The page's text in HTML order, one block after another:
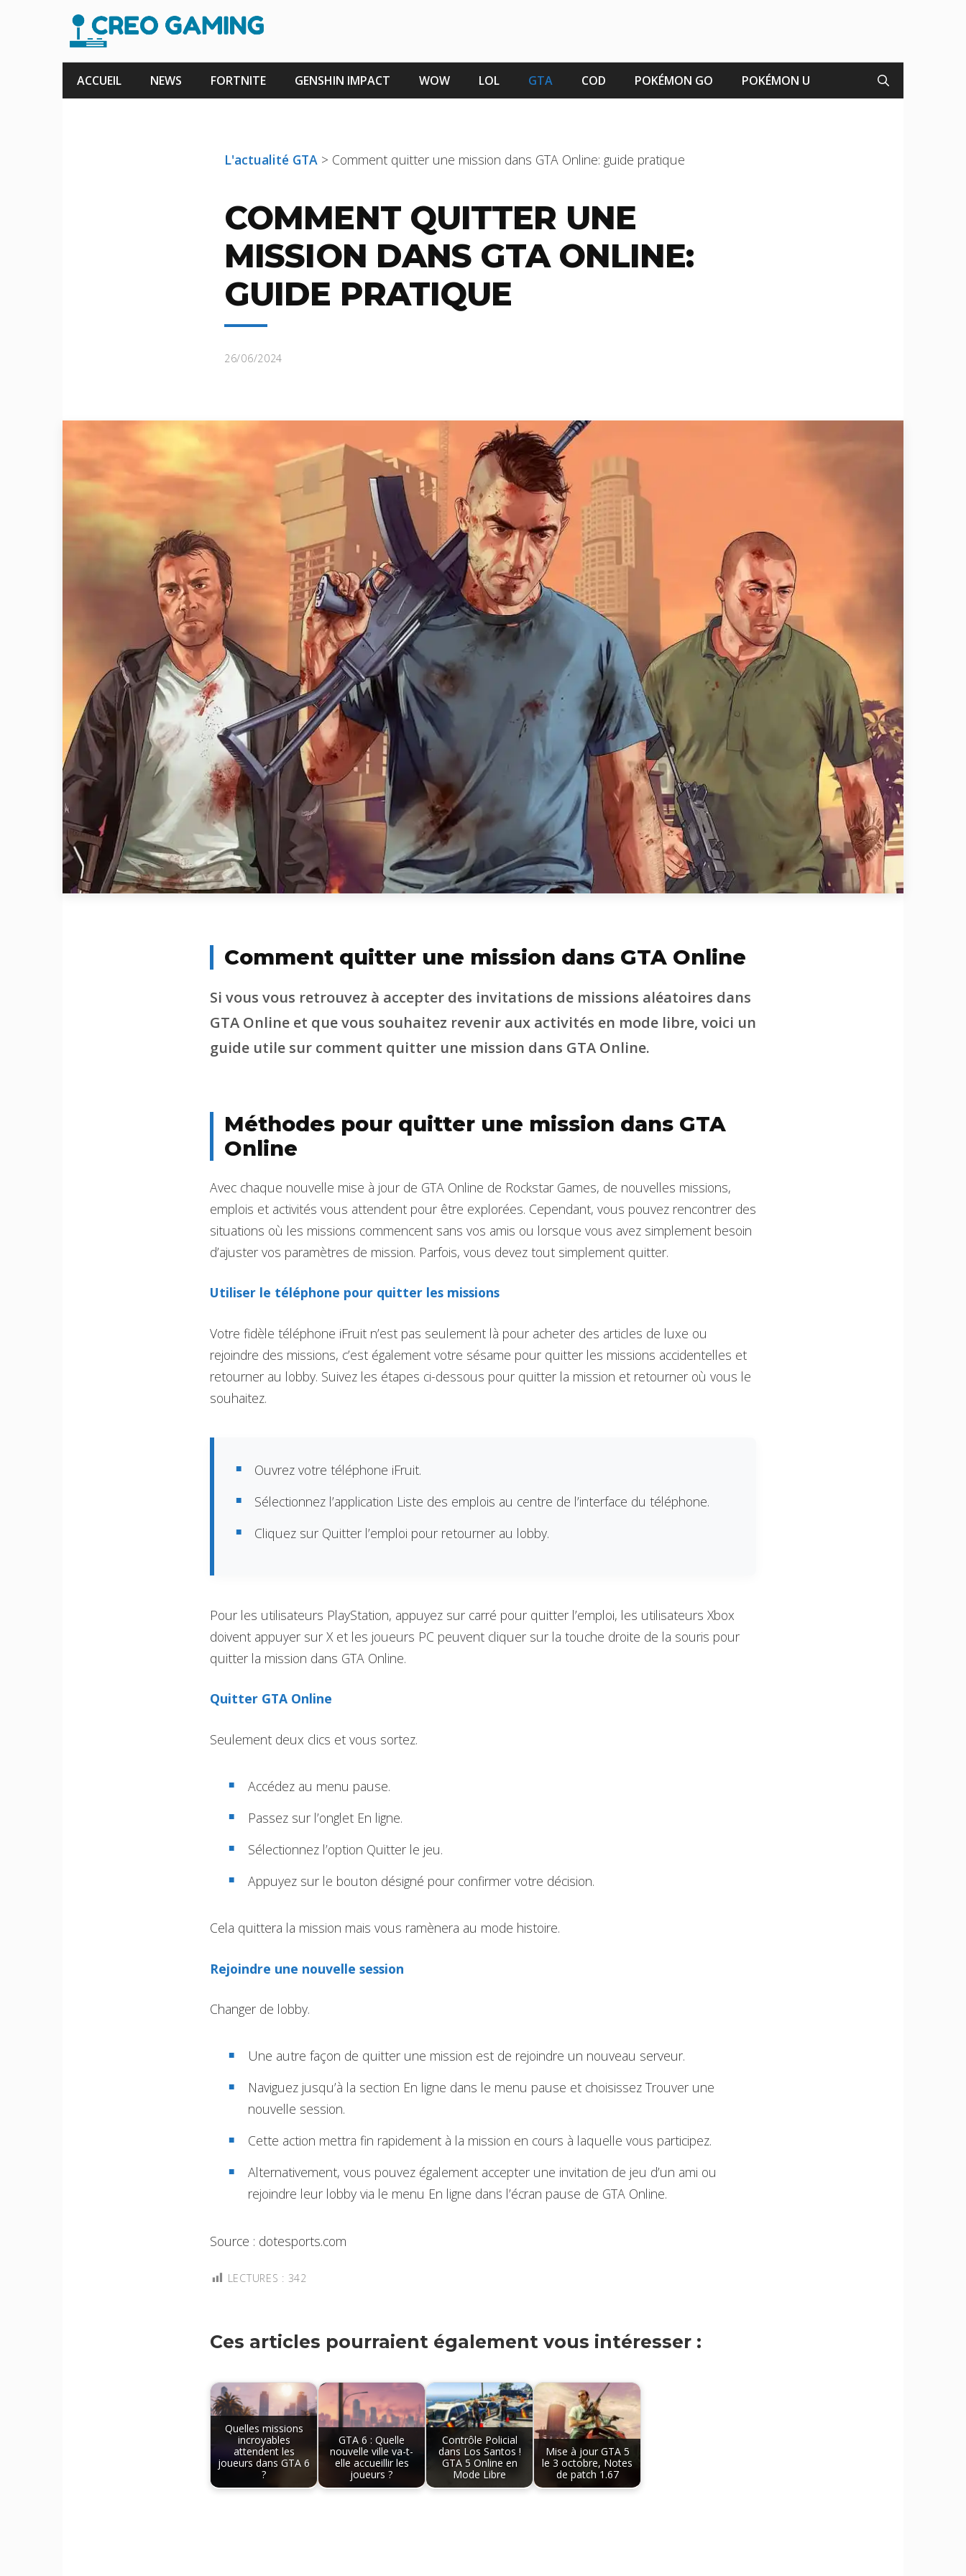
contenu
ACCUEIL NEWS FORTNITE GENSHIN IMPACT WOW LOL GTA COD POKÉMON GO POKÉMON U
L'actualité GTA > Comment quitter une mission dans GTA Online: guide pratique
COMMENT QUITTER UNE
MISSION DANS GTA ONLINE:
GUIDE PRATIQUE
26/06/2024
Comment quitter une mission dans GTA Online
Si vous vous retrouvez à accepter des invitations de missions aléatoires dans
GTA Online et que vous souhaitez revenir aux activités en mode libre, voici un
guide utile sur comment quitter une mission dans GTA Online.
Méthodes pour quitter une mission dans GTA
Online
Avec chaque nouvelle mise à jour de GTA Online de Rockstar Games, de nouvelles missions,
emplois et activités vous attendent pour être explorées. Cependant, vous pouvez rencontrer des
situations où les missions commencent sans vos amis ou lorsque vous avez simplement besoin
d’ajuster vos paramètres de mission. Parfois, vous devez tout simplement quitter.
Utiliser le téléphone pour quitter les missions
Votre fidèle téléphone iFruit n’est pas seulement là pour acheter des articles de luxe ou
rejoindre des missions, c’est également votre sésame pour quitter les missions accidentelles et
retourner au lobby. Suivez les étapes ci-dessous pour quitter la mission et retourner où vous le
souhaitez.
Ouvrez votre téléphone iFruit.
Sélectionnez l’application Liste des emplois au centre de l’interface du téléphone.
Cliquez sur Quitter l’emploi pour retourner au lobby.
Pour les utilisateurs PlayStation, appuyez sur carré pour quitter l’emploi, les utilisateurs Xbox
doivent appuyer sur X et les joueurs PC peuvent cliquer sur la touche droite de la souris pour
quitter la mission dans GTA Online.
Quitter GTA Online
Seulement deux clics et vous sortez.
Accédez au menu pause.
Passez sur l’onglet En ligne.
Sélectionnez l’option Quitter le jeu.
Appuyez sur le bouton désigné pour confirmer votre décision.
Cela quittera la mission mais vous ramènera au mode histoire.
Rejoindre une nouvelle session
Changer de lobby.
Une autre façon de quitter une mission est de rejoindre un nouveau serveur.
Naviguez jusqu’à la section En ligne dans le menu pause et choisissez Trouver une
nouvelle session.
Cette action mettra fin rapidement à la mission en cours à laquelle vous participez.
Alternativement, vous pouvez également accepter une invitation de jeu d’un ami ou
rejoindre leur lobby via le menu En ligne dans l’écran pause de GTA Online.
Source : dotesports.com
LECTURES : 342
Ces articles pourraient également vous intéresser :
Quelles missions
incroyables
attendent les
joueurs dans GTA 6
?
GTA 6 : Quelle
nouvelle ville va-t-
elle accueillir les
joueurs ?
Contrôle Policial
dans Los Santos !
GTA 5 Online en
Mode Libre
Mise à jour GTA 5
le 3 octobre, Notes
de patch 1.67